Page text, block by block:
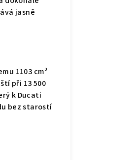
jasně
1103 cm³
při 13 500
k Ducati
bez starostí